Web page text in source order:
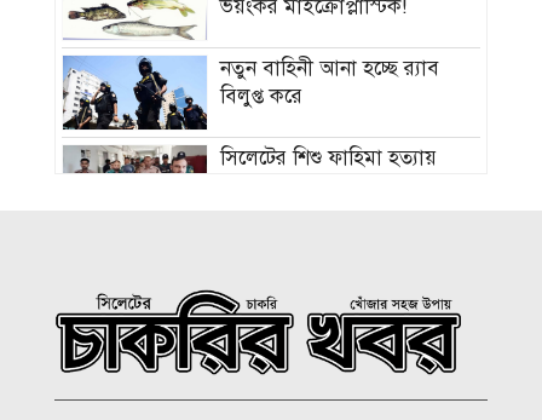
ভয়ংকর মাইক্রোপ্লাস্টিক!
নতুন বাহিনী আনা হচ্ছে র‍্যাব
বিলুপ্ত করে
সিলেটের শিশু ফাহিমা হত্যায়
রাষ্ট্রপতি নির্বাচন ২০ আগস্ট, ভোট
হবে সংসদে